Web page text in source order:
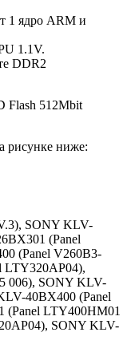
1 ядро ARM и
1.1V.
DDR2
Flash 512Mbit
рисунке ниже:
SONY KLV-
(Panel
(Panel V260B3-
LTY320AP04),
006), SONY KLV-
40BX400 (Panel
(Panel LTY400HM01
SONY KLV-